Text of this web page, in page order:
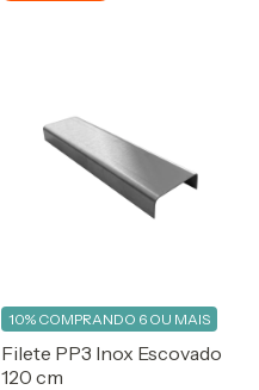
Filete PP3 Inox Escovado
120 cm
10% COMPRANDO 6 OU MAIS